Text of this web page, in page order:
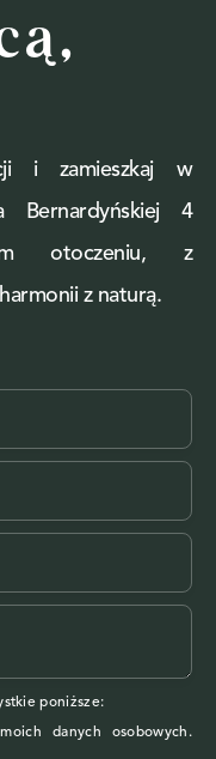
poniższe:
danych osobowych .
i zamieszkaj w
Bernardyńskiej 4
otoczeniu, z
z naturą.